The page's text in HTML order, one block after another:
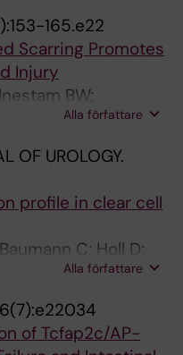
165.e22
Scarring Promotes
Injury
BW;
C; Frisen J
Alla författare
OF UROLOGY.
profile in clear cell
C; Holl D;
Mueller SC; Ellinger
Alla författare
of Tcfap2c/AP-